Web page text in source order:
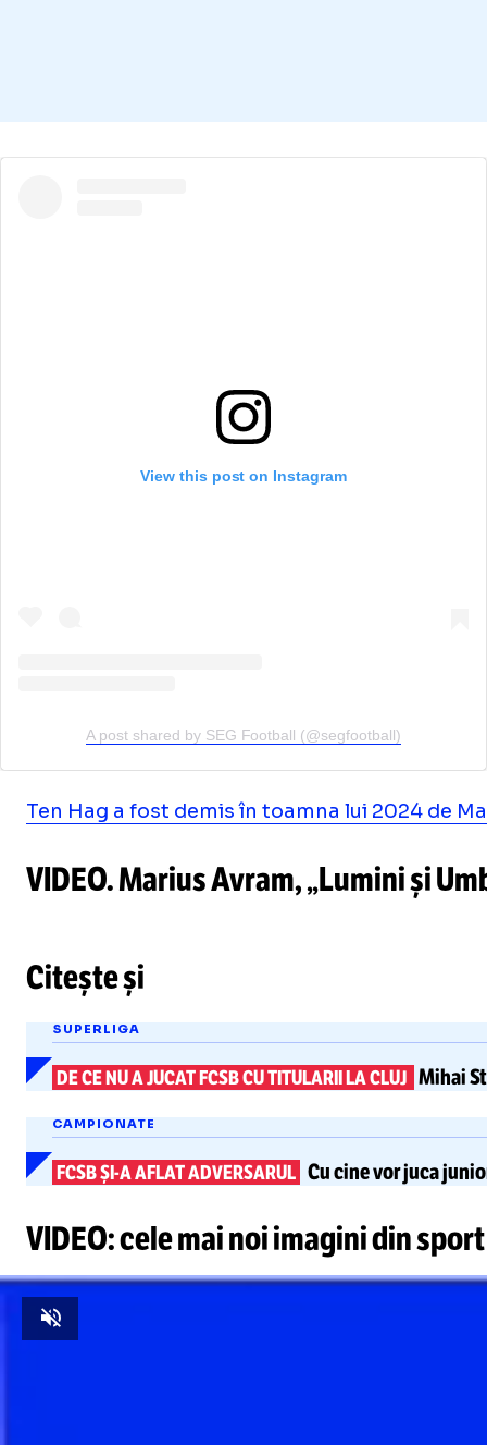
View this post on Instagram
A post shared by SEG Football (@segfootball)
Ten Hag a fost demis în toamna lui 2024 de
VIDEO. Marius Avram, „Lumini și
Citește și
SUPERLIGA
DE CE NU A JUCAT FCSB CU TITULARII LA CLUJ Mihai
CAMPIONATE
FCSBȘI-AAFLAT ADVERSARUL Cu cine vor juca
VIDEO: cele mai noi imagini din sport
Unmute